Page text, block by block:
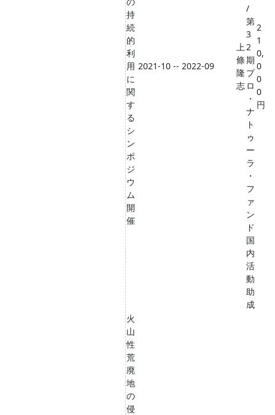
持
続
的
利
用
に
関
す
る
シ
ン
ポ
ジ
ウ
ム
開
催
2021-10 -- 2022-09
上
條
隆
志
/
第
3
2
期
プ
ロ
・
ナ
ト
ゥ
ー
ラ
・
フ
ァ
ン
ド
国
内
活
動
助
成
2
1
0,
0
0
0
円
火
山
性
荒
廃
地
の
侵